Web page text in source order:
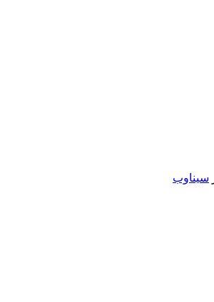
سیناوب